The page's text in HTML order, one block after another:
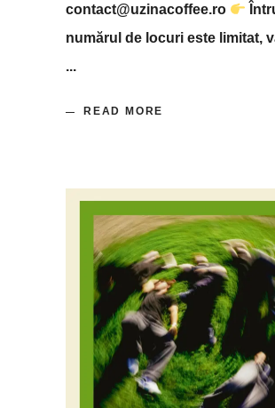
contact@uzinacoffee.ro
numărul de locuri este limitat,
READ MORE